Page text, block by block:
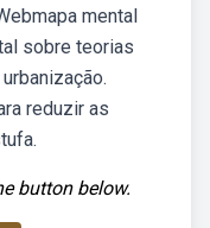
mental
sobre teorias
reduzir as
button below.